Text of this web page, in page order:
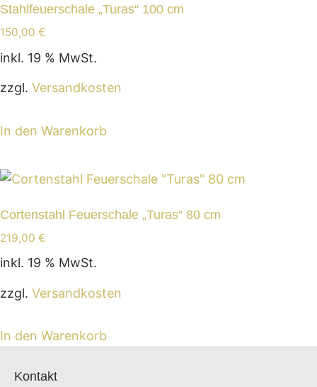
Stahlfeuerschale „Turas“ 100 cm
150,00 €
inkl. 19 % MwSt.
zzgl. Versandkosten
In den Warenkorb
Cortenstahl Feuerschale „Turas“ 80 cm
219,00 €
inkl. 19 % MwSt.
zzgl. Versandkosten
In den Warenkorb
Kontakt